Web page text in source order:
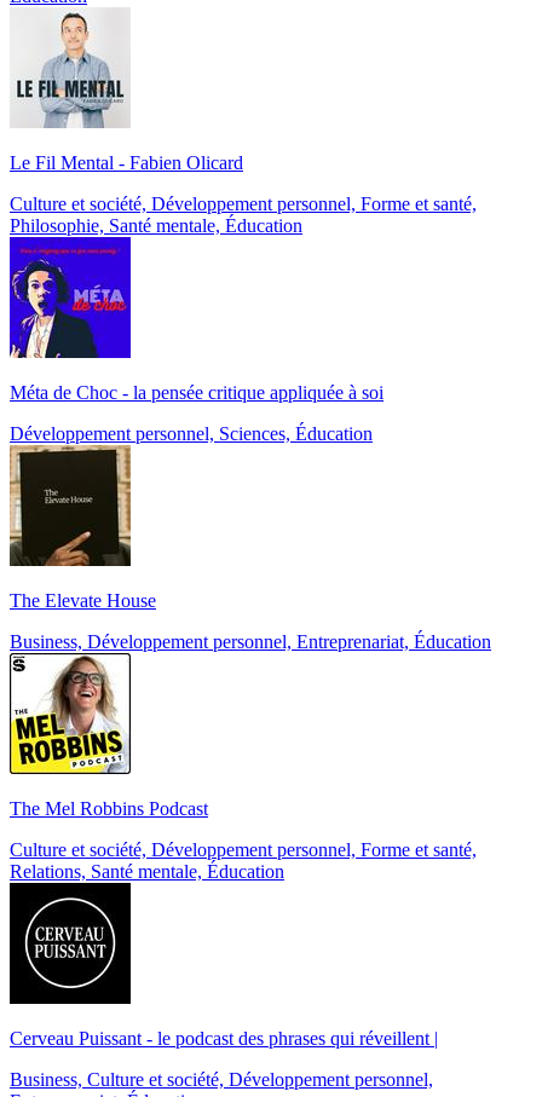
Le Fil Mental - Fabien Olicard
Culture et société, Développement personnel, Forme et santé,
Philosophie, Santé mentale, Éducation
Méta de Choc - la pensée critique appliquée à soi
Développement personnel, Sciences, Éducation
The Elevate House
Business, Développement personnel, Entreprenariat, Éducation
The Mel Robbins Podcast
Culture et société, Développement personnel, Forme et santé,
Relations, Santé mentale, Éducation
Cerveau Puissant - le podcast des phrases qui réveillent |
Business, Culture et société, Développement personnel,